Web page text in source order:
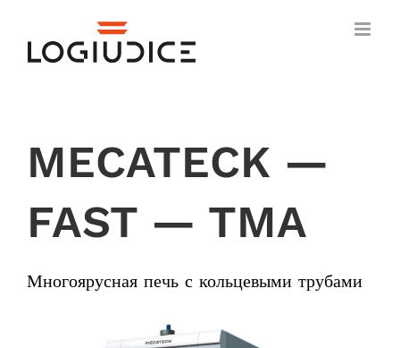
content
MECATECK —
FAST — TMA
Многоярусная печь с кольцевыми трубами